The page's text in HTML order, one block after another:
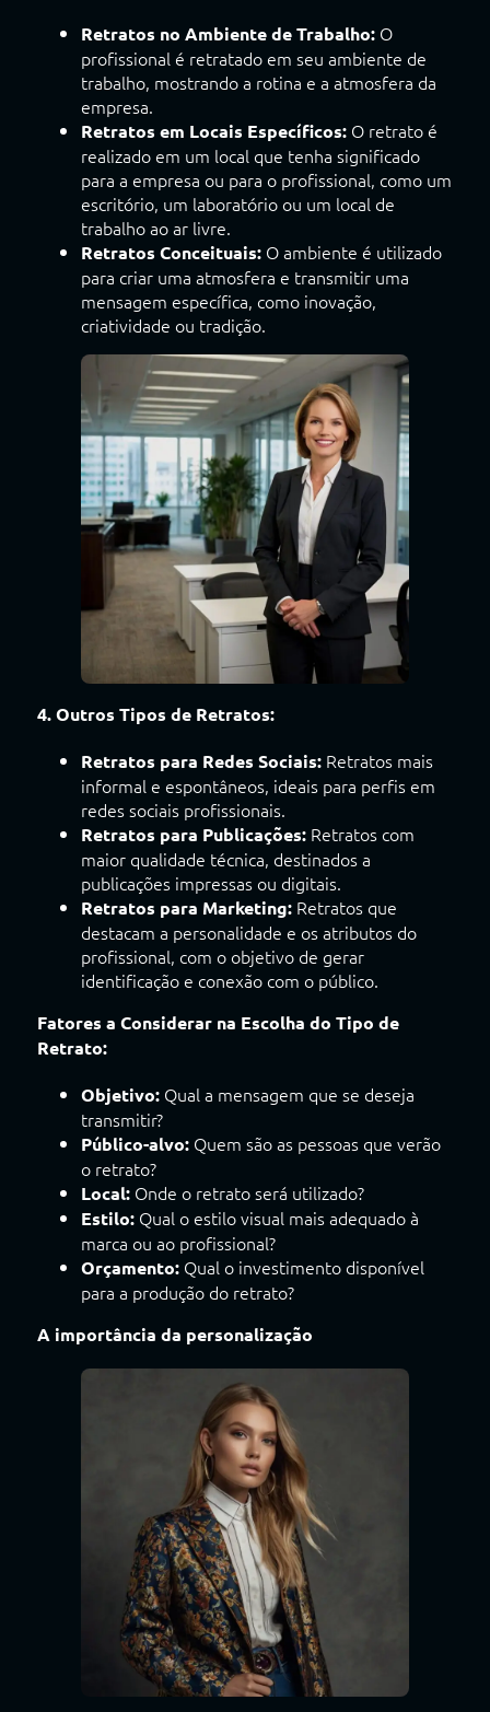
Retratos no Ambiente de Trabalho:O
profissional é retratado em seu ambiente de
trabalho, mostrando a rotina e a atmosfera da
empresa.
Retratos em Locais Específicos:O retrato é
realizado em um local que tenha significado
para a empresa ou para o profissional, como um
escritório, um laboratório ou um local de
trabalho ao ar livre.
Retratos Conceituais:O ambiente é utilizado
para criar uma atmosfera e transmitir uma
mensagem específica, como inovação,
criatividade ou tradição.
4. Outros Tipos de Retratos:
Retratos para Redes Sociais:Retratos mais
informal e espontâneos, ideais para perfis em
redes sociais profissionais.
Retratos para Publicações:Retratos com
maior qualidade técnica, destinados a
publicações impressas ou digitais.
Retratos para Marketing:Retratos que
destacam a personalidade e os atributos do
profissional, com o objetivo de gerar
identificação e conexão com o público.
Fatores a Considerar na Escolha do Tipo de
Retrato:
Objetivo:Qual a mensagem que se deseja
transmitir?
Público-alvo:Quem são as pessoas que verão
o retrato?
Local:Onde o retrato será utilizado?
Estilo:Qual o estilo visual mais adequado à
marca ou ao profissional?
Orçamento:Qual o investimento disponível
para a produção do retrato?
A importância da personalização